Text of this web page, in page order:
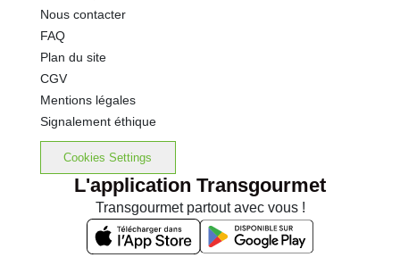
Nous contacter
FAQ
Plan du site
CGV
Mentions légales
Signalement éthique
Cookies Settings
L'application Transgourmet
Transgourmet partout avec vous !